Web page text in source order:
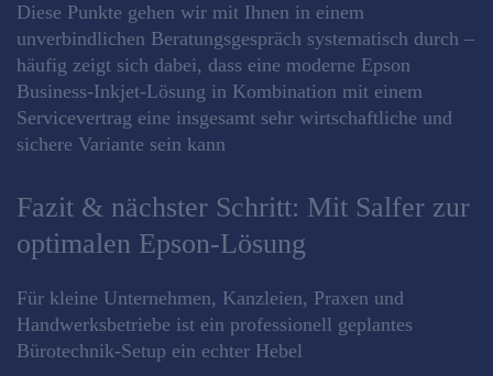
Diese Punkte gehen wir mit Ihnen in einem
unverbindlichen Beratungsgespräch systematisch durch –
häufig zeigt sich dabei, dass eine moderne Epson
Business‑Inkjet‑Lösung in Kombination mit einem
Servicevertrag eine insgesamt sehr wirtschaftliche und
sichere Variante sein kann
Fazit & nächster Schritt: Mit Salfer zur
optimalen Epson‑Lösung
Für kleine Unternehmen, Kanzleien, Praxen und
Handwerksbetriebe ist ein professionell geplantes
Bürotechnik‑Setup ein echter Hebel